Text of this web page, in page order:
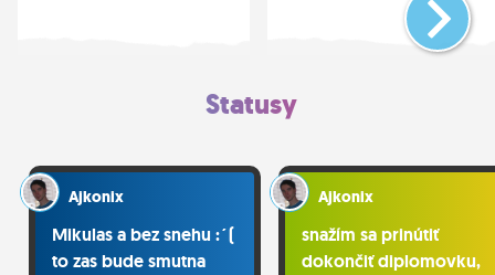
Statusy
Ajkonix
Mikulas a bez snehu :´(
to zas bude smutna
Ajkonix
snažím sa prinútiť
dokončiť diplomovku,